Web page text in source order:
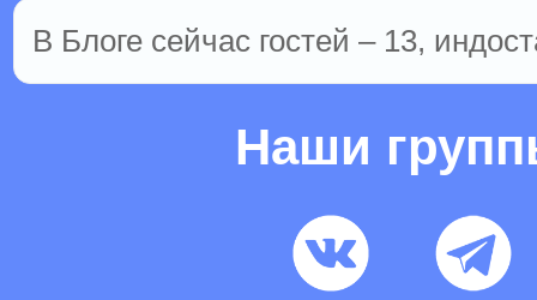
В Блоге сейчас гостей – 13,
Наши